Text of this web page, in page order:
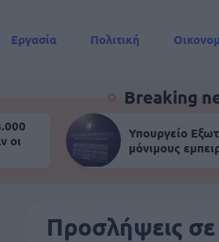
Εργασία Πολιτική
Breaking
οι
Υπουργείο
μόνιμους
Προσλήψεις